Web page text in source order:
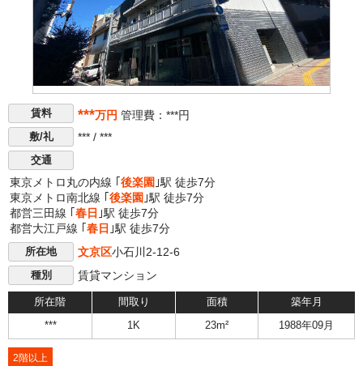
賃料 ***万円 管理費：***円
敷/礼 *** / ***
交通
東京メトロ丸の内線 ｢ 後楽園 ｣駅 徒歩7分
東京メトロ南北線 ｢ 後楽園 ｣駅 徒歩7分
都営三田線 ｢ 春日 ｣駅 徒歩7分
都営大江戸線 ｢ 春日 ｣駅 徒歩7分
所在地 文京区小石川2-12-6
種別 賃貸マンション
所在階 間取り 面積 築年月
*** 1K 23m² 1988年09月
2階以上